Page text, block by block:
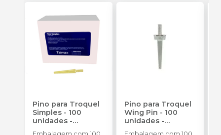
Pino para Troquel
Simples - 100
unidades -
TALMAX
Pino para Troquel
Wing Pin - 100
unidades-
TALMAX